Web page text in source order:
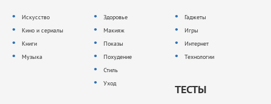
Искусство
Кино и сериалы
Книги
Музыка
Здоровье
Макияж
Показы
Похудение
Стиль
Уход
Гаджеты
Игры
Интернет
Технологии
ТЕСТЫ